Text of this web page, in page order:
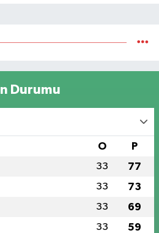
Durumu
O P
33 77
33 73
33 69
33 59